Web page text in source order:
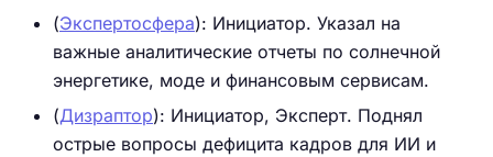
(Экспертосфера): Инициатор. Указал на
важные аналитические отчеты по солнечной
энергетике, моде и финансовым сервисам.
(Дизраптор): Инициатор, Эксперт. Поднял
острые вопросы дефицита кадров для ИИ и